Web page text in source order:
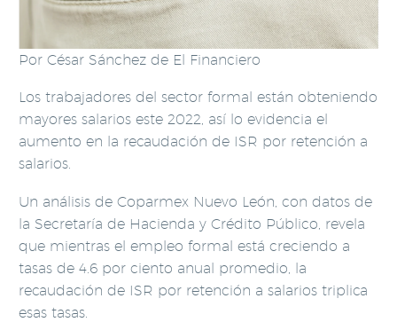
Por César Sánchez de El Financiero
Los trabajadores del sector formal están obteniendo
mayores salarios este 2022, así lo evidencia el
aumento en la recaudación de ISR por retención a
salarios.
Un análisis de Coparmex Nuevo León, con datos de
la Secretaría de Hacienda y Crédito Público, revela
que mientras el empleo formal está creciendo a
tasas de 4.6 por ciento anual promedio, la
recaudación de ISR por retención a salarios triplica
esas tasas.